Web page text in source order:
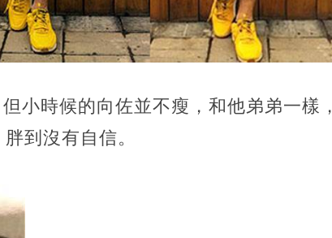
小時候的向佐並不瘦，和他弟弟一樣，
到沒有自信。